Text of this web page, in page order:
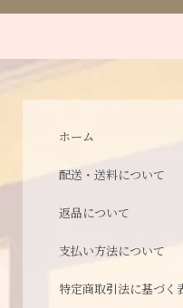
ホーム
配送・送料について
返品について
支払い方法について
特定商取引法に基づく